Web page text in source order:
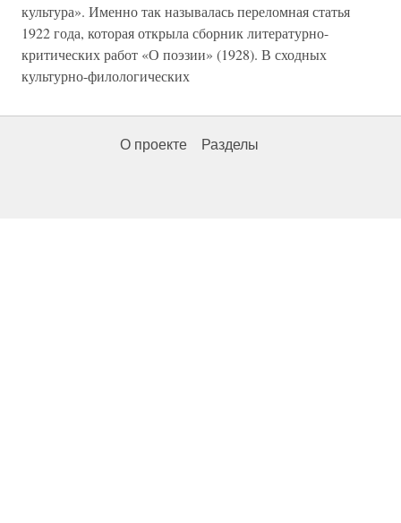
культура». Именно так называлась переломная статья
1922 года, которая открыла сборник литературно-
критических работ «О поэзии» (1928). В сходных
культурно-филологических
О проекте Разделы